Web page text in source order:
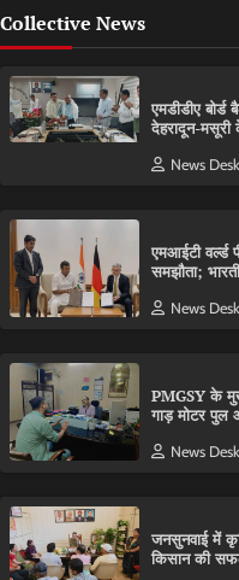
Collective News
एमडीडीए
देहरादून-मसूरी
News Desk
एमआईटी वर्ल्ड
समझौता;
News Desk
PMGSY के
गाड़ मोटर पुल
News Desk
जनसुनवाई में
किसान की